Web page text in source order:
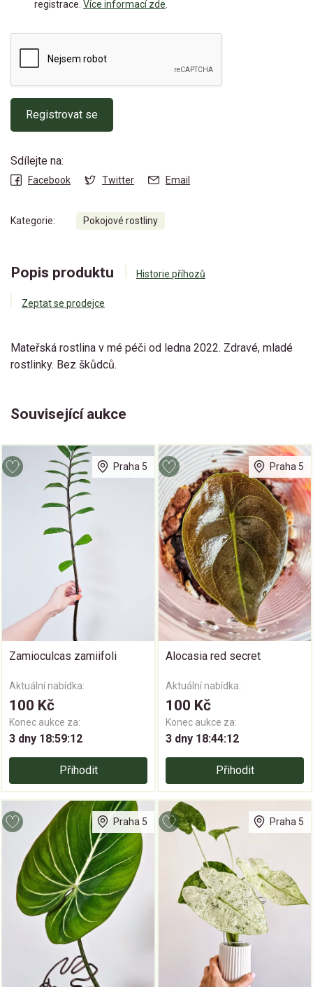
registrace. Více informací zde.
Registrovat se
Sdílejte na:
Facebook Twitter Email
Kategorie: Pokojové rostliny
Popis produktu Historie příhozů
Zeptat se prodejce
Mateřská rostlina v mé péči od ledna 2022. Zdravé, mladé
rostlinky. Bez škůdců.
Související aukce
Praha 5
Zamioculcas zamiifoli
Aktuální nabídka:
100 Kč
Konec aukce za:
3 dny 18:59:11
Přihodit
Praha 5
Alocasia red secret
Aktuální nabídka:
100 Kč
Konec aukce za:
3 dny 18:44:11
Přihodit
Praha 5 Praha 5